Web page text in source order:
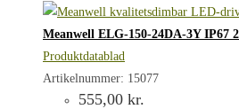
Meanwell ELG-150-24DA-3Y IP67
Produktdatablad
Artikelnummer: 15077
555,00 kr.